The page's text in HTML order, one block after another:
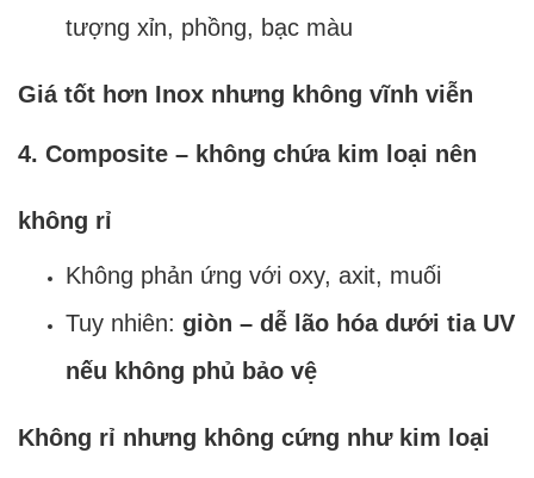
tượng xỉn, phồng, bạc màu
Giá tốt hơn Inox nhưng không vĩnh viễn
4. Composite – không chứa kim loại nên
không rỉ
Không phản ứng với oxy, axit, muối
Tuy nhiên: giòn – dễ lão hóa dưới tia UV
nếu không phủ bảo vệ
Không rỉ nhưng không cứng như kim loại